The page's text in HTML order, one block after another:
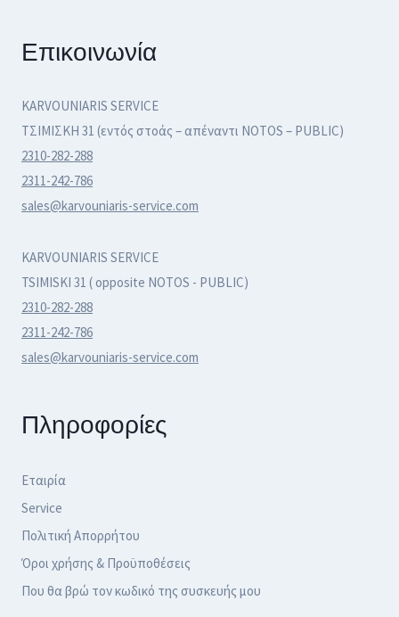
Επικοινωνία
KARVOUNIARIS SERVICE
ΤΣΙΜΙΣΚΗ 31 (εντός στοάς – απέναντι NOTOS – PUBLIC)
2310-282-288
2311-242-786
sales@karvouniaris-service.com
KARVOUNIARIS SERVICE
TSIMISKI 31 ( opposite NOTOS - PUBLIC)
2310-282-288
2311-242-786
sales@karvouniaris-service.com
Πληροφορίες
Εταιρία
Service
Πολιτική Απορρήτου
Όροι χρήσης & Προϋποθέσεις
Που θα βρώ τον κωδικό της συσκευής μου